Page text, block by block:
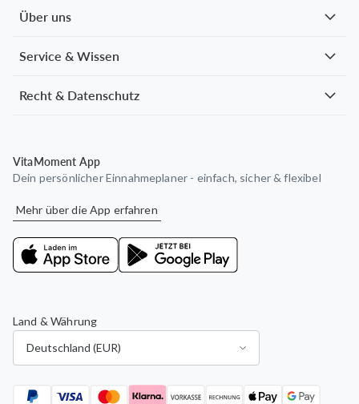
Über uns
Service & Wissen
Recht & Datenschutz
VitaMoment App
Dein persönlicher Einnahmeplaner - einfach, sicher & flexibel
Mehr über die App erfahren
Land & Währung